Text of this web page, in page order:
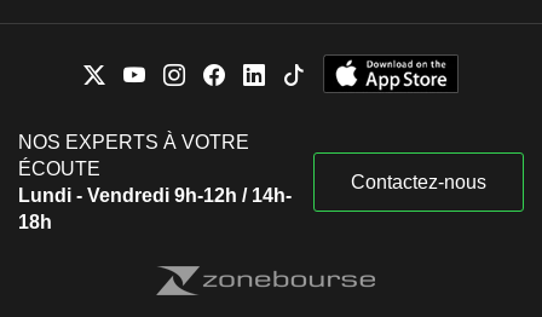
NOS EXPERTS À VOTRE
ÉCOUTE
Lundi - Vendredi 9h-12h / 14h-
18h
Contactez-nous